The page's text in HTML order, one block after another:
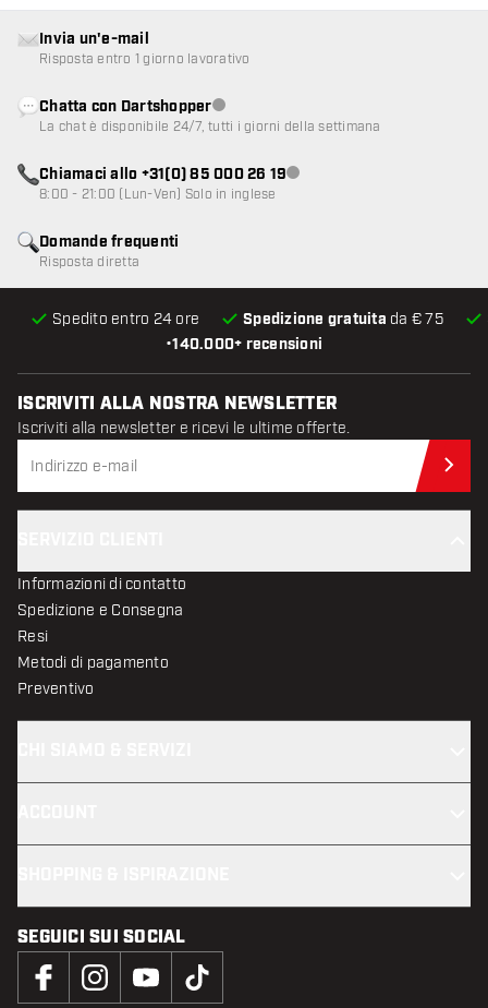
•140.000+ recensioni
Spedito entro 24 ore Spedizione gratuita da € 75
Domande frequenti
Risposta diretta
Invia un'e-mail
Risposta entro 1 giorno lavorativo
Chatta con DartshopperServizio clienti non disponibile
La chat è disponibile 24/7, tutti i giorni della settimana
Chiamaci allo +31(0) 85 000 26 19Servizio clienti non disponibile
8:00 - 21:00 (Lun-Ven) Solo in inglese
ISCRIVITI ALLA NOSTRA NEWSLETTER
Iscriviti alla newsletter e ricevi le ultime offerte.
Informazioni di contatto
Spedizione e Consegna
Resi
Metodi di pagamento
Preventivo
SEGUICI SUI SOCIAL